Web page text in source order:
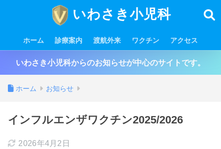
いわさき小児科
ホーム 診療案内 渡航外来 ワクチン アクセス
いわさき小児科からのお知らせが中心のサイトです。
ホーム お知らせ
インフルエンザワクチン2025/2026
2026年4月2日